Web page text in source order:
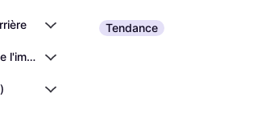
l'image (OIS)
Tendance